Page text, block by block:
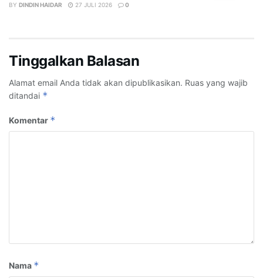
BY DINDIN HAIDAR 27 JULI 2026 0
Tinggalkan Balasan
Alamat email Anda tidak akan dipublikasikan. Ruas yang wajib
ditandai *
Komentar *
Nama *